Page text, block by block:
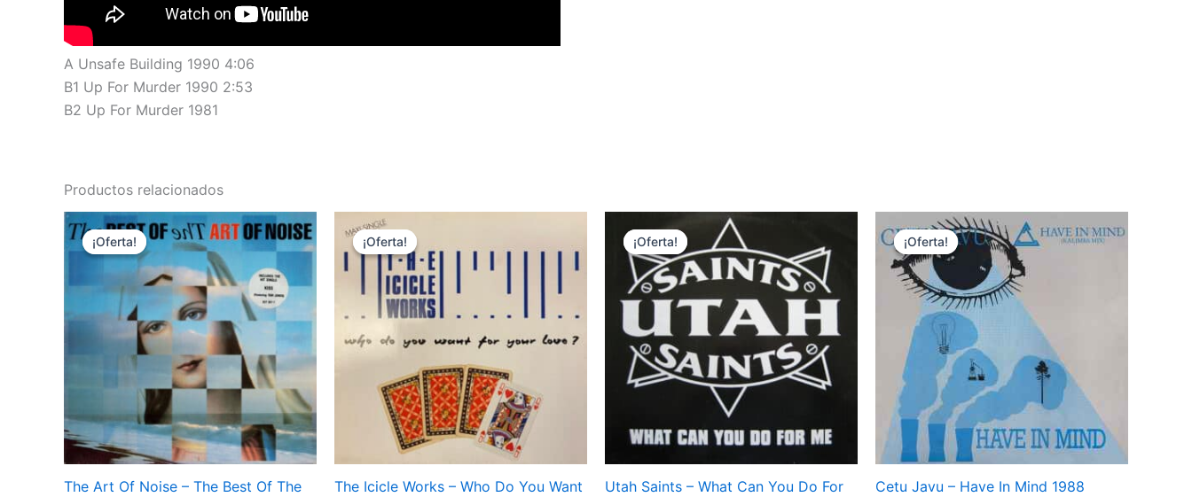
A Unsafe Building 1990 4:06
B1 Up For Murder 1990 2:53
B2 Up For Murder 1981
Productos relacionados
¡Oferta!
¡Oferta!
The Art Of Noise – The Best Of The
¡Oferta!
¡Oferta!
The Icicle Works – Who Do You Want
¡Oferta!
¡Oferta!
Utah Saints – What Can You Do For
¡Oferta!
¡Oferta!
Cetu Javu – Have In Mind 1988